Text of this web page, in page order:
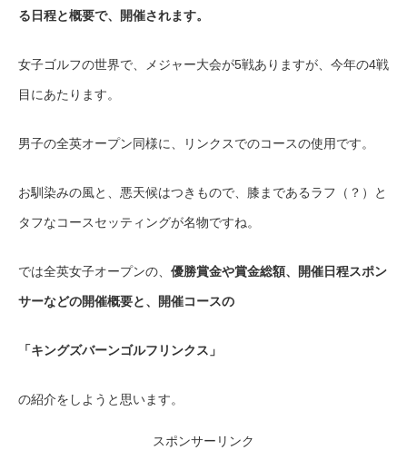
る日程と概要で、開催されます。
女子ゴルフの世界で、メジャー大会が5戦ありますが、今年の4戦
目にあたります。
男子の全英オープン同様に、リンクスでのコースの使用です。
お馴染みの風と、悪天候はつきもので、膝まであるラフ（？）と
タフなコースセッティングが名物ですね。
では全英女子オープンの、 優勝賞金や賞金総額、開催日程スポン
サーなどの開催概要と、開催コースの
「キングズバーンゴルフリンクス」
の紹介をしようと思います。
スポンサーリンク